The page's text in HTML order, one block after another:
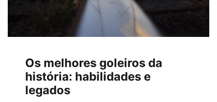
Os melhores goleiros da
história: habilidades e
legados